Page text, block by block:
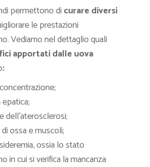
permettono di curare diversi
le prestazioni
Vediamo nel dettaglio quali
apportati dalle uova
:
dell’aterosclerosi;
ossa e muscoli;
ossia lo stato
in cui si verifica la mancanza